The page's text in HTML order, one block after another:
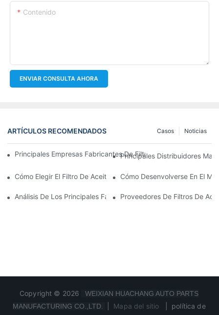
Contenido
ENVIAR CONSULTA AHORA
ARTÍCULOS RECOMENDADOS Noticias
Casos
Principales Empresas Fabricantes De Filtros De Aceite: Una
Principales Distribuidores
Cómo Elegir El Filtro De Aceite Adecuado Para Su Modelo De
Cómo Desenvolverse En El
Análisis De Los Principales Fabricantes De Filtros De Aceite Y
Proveedores De Filtros De
Copyright © 2026
WEIXIAN HUACHANG AUTO PARTS
MANUFACTURING CO.,LTD.
Mapa del sitio
política de